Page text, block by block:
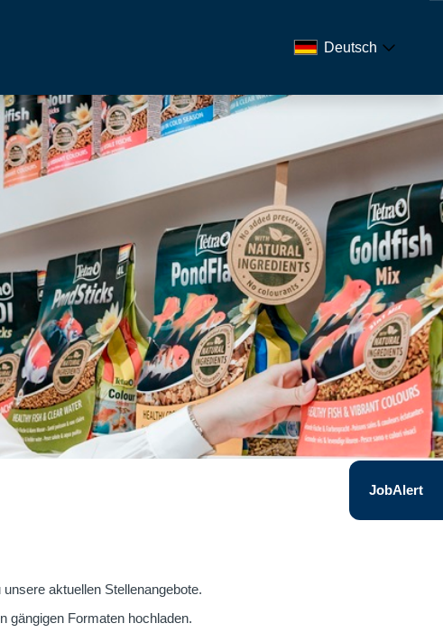
Deutsch
aktuellen Stellenangebote.
gängigen Formaten hochladen.
JobAlert